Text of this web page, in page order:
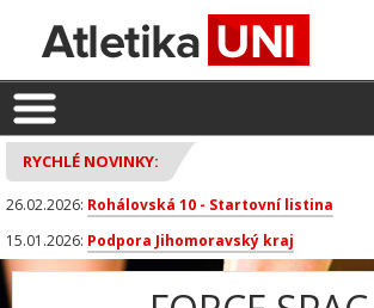
RYCHLÉ NOVINKY:
26.02.2026: Rohálovská 10 - Startovní listina
15.01.2026: Podpora Jihomoravský kraj